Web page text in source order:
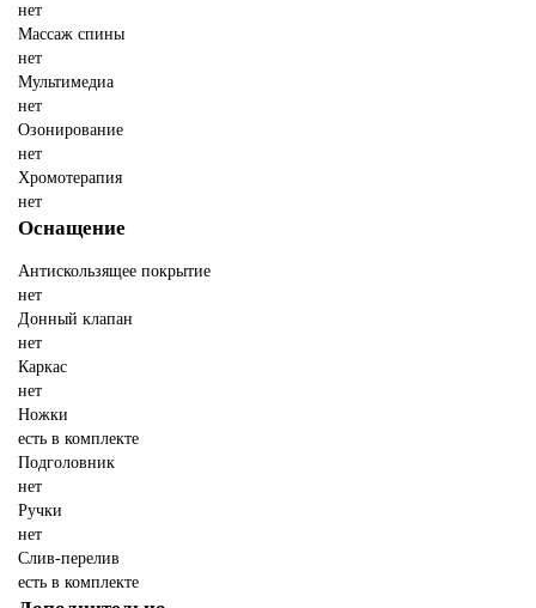
нет
Массаж спины
нет
Мультимедиа
нет
Озонирование
нет
Хромотерапия
нет
Оснащение
Антискользящее покрытие
нет
Донный клапан
нет
Каркас
нет
Ножки
есть в комплекте
Подголовник
нет
Ручки
нет
Слив-перелив
есть в комплекте